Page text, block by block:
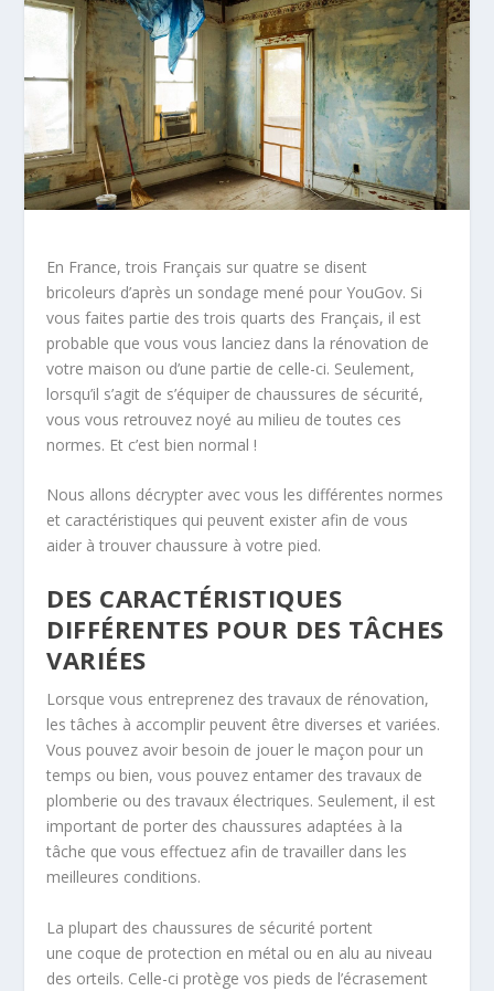
En France,trois Français sur quatre se disent
bricoleurs d’après un sondage mené pour YouGov. Si
vous faites partie des trois quarts des Français, il est
probable que vous vous lanciez dans la rénovation de
votre maison ou d’une partie de celle-ci. Seulement,
lorsqu’il s’agit de s’équiper de chaussures de sécurité,
vous vous retrouvez noyé au milieu de toutes ces
normes. Et c’est bien normal !
Nous allons décrypter avec vous les différentes normes
et caractéristiques qui peuvent exister afin de vous
aider à trouver chaussure à votre pied.
DES CARACTÉRISTIQUES
DIFFÉRENTES POUR DES TÂCHES
VARIÉES
Lorsque vous entreprenez des travaux de rénovation,
les tâches à accomplir peuvent être diverses et variées.
Vous pouvez avoir besoin de jouer le maçon pour un
temps ou bien, vous pouvez entamer des travaux de
plomberie ou des travaux électriques. Seulement, il est
important de porter des chaussures adaptées à la
tâche que vous effectuez afin de travailler dans les
meilleures conditions.
La plupart des chaussures de sécurité portent
une coque de protection en métal ou en alu au niveau
des orteils. Celle-ci protège vos pieds de l’écrasement